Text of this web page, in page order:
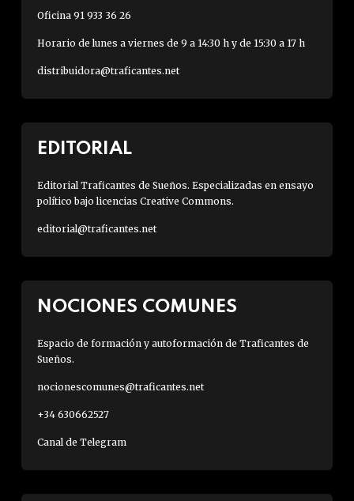
Oficina 91 933 36 26
Horario de lunes a viernes de 9 a 14:30 h y de 15:30 a 17 h
distribuidora@traficantes.net
EDITORIAL
Editorial Traficantes de Sueños. Especializadas en ensayo
político bajo licencias Creative Commons.
editorial@traficantes.net
NOCIONES COMUNES
Espacio de formación y autoformación de Traficantes de
Sueños.
nocionescomunes@traficantes.net
+34 630662527
Canal de Telegram